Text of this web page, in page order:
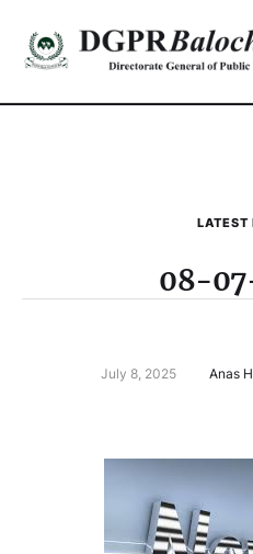
LATEST
08-
July 8, 2025 Anas